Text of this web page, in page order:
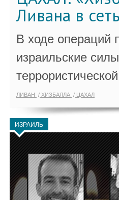
Ливана в
В ходе операций
израильские
ЛИВАН ХИЗБАЛЛА ЦАХАЛ
ИЗРАИЛЬ